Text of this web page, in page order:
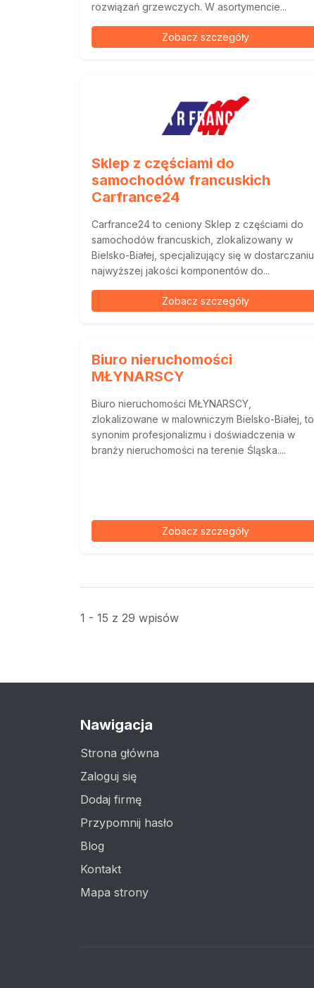
rozwiązań grzewczych. W asortymencie...
Zobacz szczegóły
Sklep z częściami do
samochodów francuskich
Carfrance24
Carfrance24 to ceniony Sklep z częściami do
samochodów francuskich, zlokalizowany w
Bielsko-Białej, specjalizujący się w dostarczaniu
najwyższej jakości komponentów do...
Zobacz szczegóły
Biuro nieruchomości
MŁYNARSCY
Biuro nieruchomości MŁYNARSCY,
zlokalizowane w malowniczym Bielsko-Białej, to
synonim profesjonalizmu i doświadczenia w
branży nieruchomości na terenie Śląska....
Zobacz szczegóły
1 - 15 z 29 wpisów
Nawigacja
Strona główna
Zaloguj się
Dodaj firmę
Przypomnij hasło
Blog
Kontakt
Mapa strony